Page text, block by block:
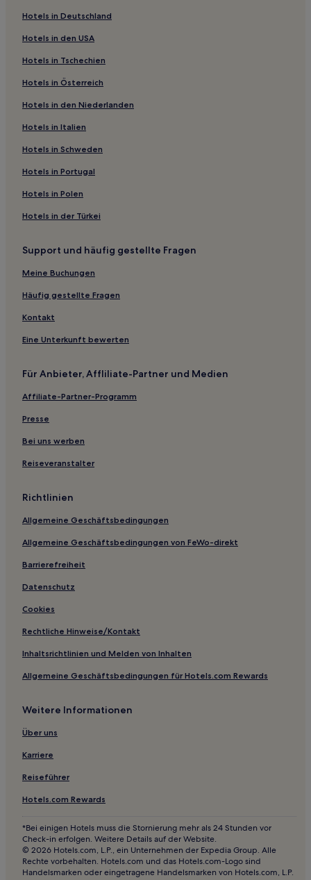
Sembalun Lawang Hotels
Gili Air Hotels
Hotels nahe Lancing Strand
Gili Trawangan Hotels
Hotels nahe Strand Kerandangan II
Hotels nahe Selong Belanak Beach
Hotels nahe Gili Trawangan Strand
Taliwang Hotels
Kecamatan Sembelia: Hotels
Hostels in Strand Pantai Mawi
Gasthäuser in Selong Belanak Beach
Hostels in Selong Belanak Beach
Hotel-Resorts in Gili Trawangan
Hostels in Gili Trawangan
B&B in Gili Trawangan
Villen in Nipah Beach
B&B in Nipah Beach
Hostels in Nipah Beach
Gasthäuser in Gili Meno
Hotel-Resorts in Senggigi
Gasthäuser in Senaru
Gasthäuser in Kuta
B&B in Gili Air
Villen in Gili Air
Hotels mit Parkplatz in Gili-Inseln
Strand in Gili-Inseln
Hotels mit Pool in Gili-Inseln
Günstige in Gili-Inseln
Strand in Tanjung
Luxus in Tanjung
Hotels mit inbegriffenem Frühstück in Gili Trawangan
Haustierfreundliche in Gili Trawangan
Hotels mit Küchenzeile in Gili Trawangan
Hotels mit Pool in Gili Trawangan
Familien in Gili Trawangan
Hotels mit Pool in Lombok
Hotels in Deutschland
Hotels in den USA
Hotels in Tschechien
Hotels in Österreich
Hotels in den Niederlanden
Hotels in Italien
Hotels in Schweden
Hotels in Portugal
Hotels in Polen
Hotels in der Türkei
Support und häufig gestellte Fragen
Meine Buchungen
Häufig gestellte Fragen
Kontakt
Eine Unterkunft bewerten
Für Anbieter, Affliliate-Partner und Medien
Affiliate-Partner-Programm
Presse
Bei uns werben
Reiseveranstalter
Richtlinien
Allgemeine Geschäftsbedingungen
Allgemeine Geschäftsbedingungen von FeWo-direkt
Barrierefreiheit
Datenschutz
Cookies
Rechtliche Hinweise/Kontakt
Inhaltsrichtlinien und Melden von Inhalten
Allgemeine Geschäftsbedingungen für Hotels.com Rewards
Weitere Informationen
Über uns
Karriere
Reiseführer
Hotels.com Rewards
*Bei einigen Hotels muss die Stornierung mehr als 24 Stunden vor
Check-in erfolgen. Weitere Details auf der Website.
© 2026 Hotels.com, L.P., ein Unternehmen der Expedia Group. Alle
Rechte vorbehalten. Hotels.com und das Hotels.com-Logo sind
Handelsmarken oder eingetragene Handelsmarken von Hotels.com, L.P.